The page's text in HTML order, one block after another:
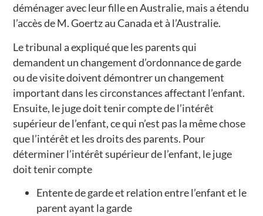
déménager avec leur fille en Australie, mais a étendu
l’accès de M. Goertz au Canada et à l’Australie.
Le tribunal a expliqué que les parents qui
demandent un changement d’ordonnance de garde
ou de visite doivent démontrer un changement
important dans les circonstances affectant l’enfant.
Ensuite, le juge doit tenir compte de l’intérêt
supérieur de l’enfant, ce qui n’est pas la même chose
que l’intérêt et les droits des parents. Pour
déterminer l’intérêt supérieur de l’enfant, le juge
doit tenir compte
Entente de garde et relation entre l’enfant et le
parent ayant la garde